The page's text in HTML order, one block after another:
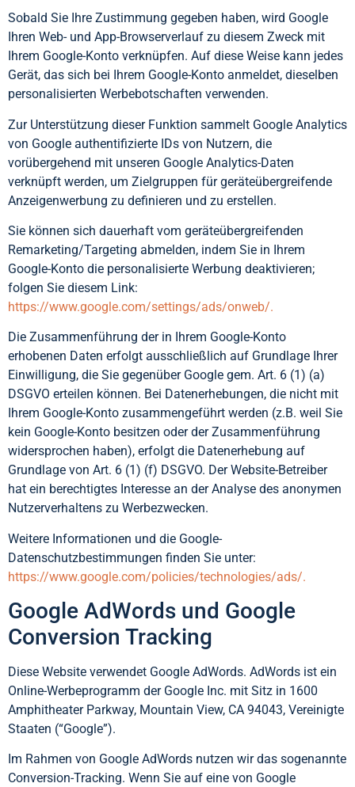
Sobald Sie Ihre Zustimmung gegeben haben, wird Google
Ihren Web- und App-Browserverlauf zu diesem Zweck mit
Ihrem Google-Konto verknüpfen. Auf diese Weise kann jedes
Gerät, das sich bei Ihrem Google-Konto anmeldet, dieselben
personalisierten Werbebotschaften verwenden.
Zur Unterstützung dieser Funktion sammelt Google Analytics
von Google authentifizierte IDs von Nutzern, die
vorübergehend mit unseren Google Analytics-Daten
verknüpft werden, um Zielgruppen für geräteübergreifende
Anzeigenwerbung zu definieren und zu erstellen.
Sie können sich dauerhaft vom geräteübergreifenden
Remarketing/Targeting abmelden, indem Sie in Ihrem
Google-Konto die personalisierte Werbung deaktivieren;
folgen Sie diesem Link:
https://www.google.com/settings/ads/onweb/.
Die Zusammenführung der in Ihrem Google-Konto
erhobenen Daten erfolgt ausschließlich auf Grundlage Ihrer
Einwilligung, die Sie gegenüber Google gem. Art. 6 (1) (a)
DSGVO erteilen können. Bei Datenerhebungen, die nicht mit
Ihrem Google-Konto zusammengeführt werden (z.B. weil Sie
kein Google-Konto besitzen oder der Zusammenführung
widersprochen haben), erfolgt die Datenerhebung auf
Grundlage von Art. 6 (1) (f) DSGVO. Der Website-Betreiber
hat ein berechtigtes Interesse an der Analyse des anonymen
Nutzerverhaltens zu Werbezwecken.
Weitere Informationen und die Google-
Datenschutzbestimmungen finden Sie unter:
https://www.google.com/policies/technologies/ads/.
Google AdWords und Google
Conversion Tracking
Diese Website verwendet Google AdWords. AdWords ist ein
Online-Werbeprogramm der Google Inc. mit Sitz in 1600
Amphitheater Parkway, Mountain View, CA 94043, Vereinigte
Staaten (“Google”).
Im Rahmen von Google AdWords nutzen wir das sogenannte
Conversion-Tracking. Wenn Sie auf eine von Google